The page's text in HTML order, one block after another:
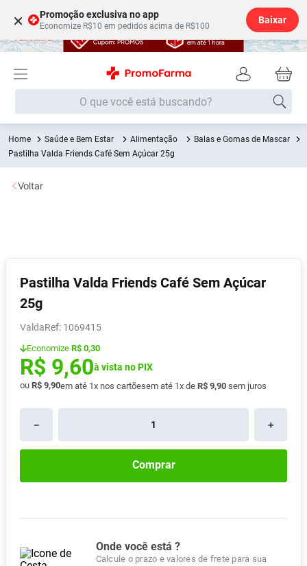
× Promoção exclusiva no app
Economize R$10 em pedidos acima de R$100
Baixar
O que você está buscando?
Saúde e Bem Estar Alimentação
Balas e Gomas de Mascar
Pastilha Valda Friends Café Sem Açúcar 25g
Pastilha Valda Friends Café Sem Açúcar
25g
Valda : 1069415
Economize R$ 0,30
R$ 9,60à vista no PIX
ou R$ 9,90em até 1x nos cartõesem até 1x de R$ 9,90 sem juros
＋
－
Comprar
Onde você está ?
Calcule o prazo e valores de frete para sua
Voltar
Termos mais buscados
1º Fralda
2
5º Fralda G
6º Shampoo
7
8º Absorvente
9º Lavitan
10 º Vitamina D